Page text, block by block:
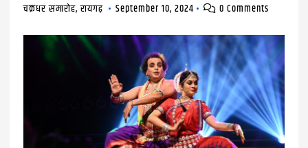
चक्रधर समारोह,रायगढ़ September 10, 2024 0 Comments